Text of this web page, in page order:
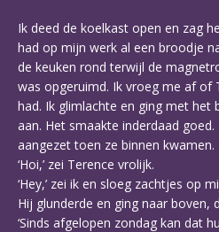
Ik deed de koelkast open en zag
had op mijn werk al een broodje
de keuken rond terwijl de
was opgeruimd. Ik vroeg me af of
had. Ik glimlachte en ging met het
aan. Het smaakte inderdaad
aangezet toen ze binnen kwamen.
‘Hoi,’ zei Terence vrolijk.
‘Hey,’ zei ik en sloeg zachtjes op
Hij glunderde en ging naar boven,
‘Sinds afgelopen zondag kan dat